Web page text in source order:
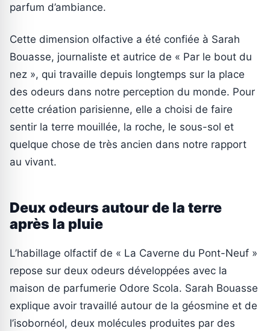
parfum d’ambiance.
Cette dimension olfactive a été confiée à Sarah
Bouasse, journaliste et autrice de « Par le bout du
nez », qui travaille depuis longtemps sur la place
des odeurs dans notre perception du monde. Pour
cette création parisienne, elle a choisi de faire
sentir la terre mouillée, la roche, le sous-sol et
quelque chose de très ancien dans notre rapport
au vivant.
Deux odeurs autour de la terre
après la pluie
L’habillage olfactif de « La Caverne du Pont-Neuf »
repose sur deux odeurs développées avec la
maison de parfumerie Odore Scola. Sarah Bouasse
explique avoir travaillé autour de la géosmine et de
l’isobornéol, deux molécules produites par des